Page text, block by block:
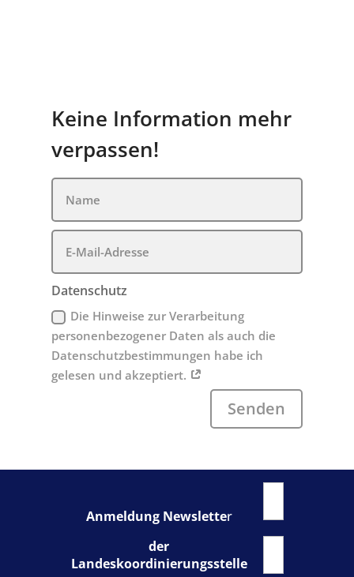
Keine Information mehr
verpassen!
Datenschutz
Die Hinweise zur Verarbeitung
personenbezogener Daten als auch die
Datenschutzbestimmungen habe ich
gelesen und akzeptiert.
Senden
Anmeldung Newsletter
der
Landeskoordinierungsstelle